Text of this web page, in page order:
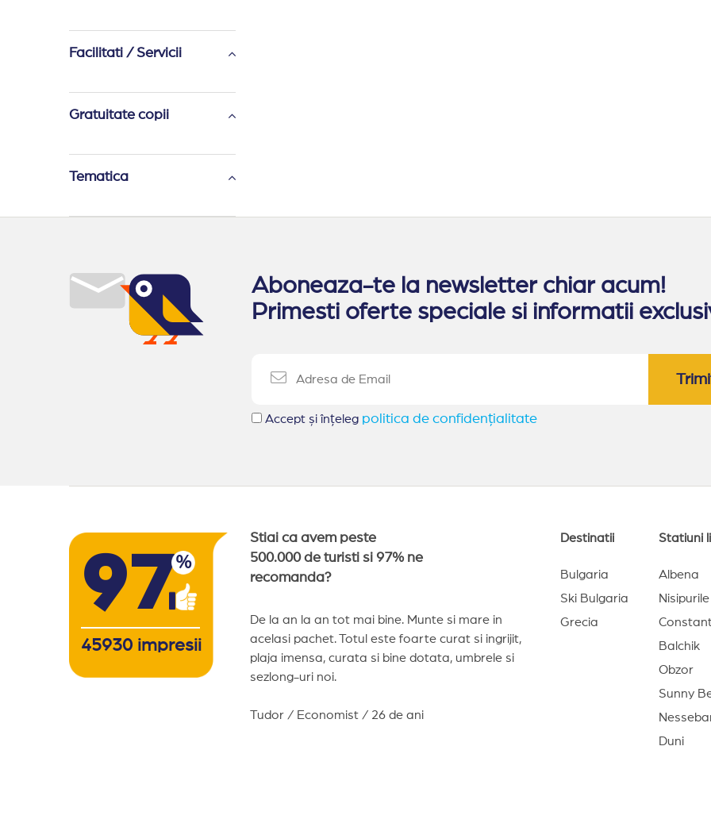
Facilitati / Servicii
Gratuitate copii
Tematica
Aboneaza-te la newsletter chiar acum!
Primesti oferte speciale si informatii
Accept și înțeleg politica de confidențialitate
97%
45930 impresii
Stiai ca avem peste
500.000 de turisti si 97% ne
recomanda?
De la an la an tot mai bine. Munte si mare in
acelasi pachet. Totul este foarte curat si ingrijit,
plaja imensa, curata si bine dotata, umbrele si
sezlong-uri noi.
Tudor / Economist / 26 de ani
Destinatii
Bulgaria
Ski Bulgaria
Grecia
Statiuni
Albena
Balchik
Obzor
Sunny
Duni